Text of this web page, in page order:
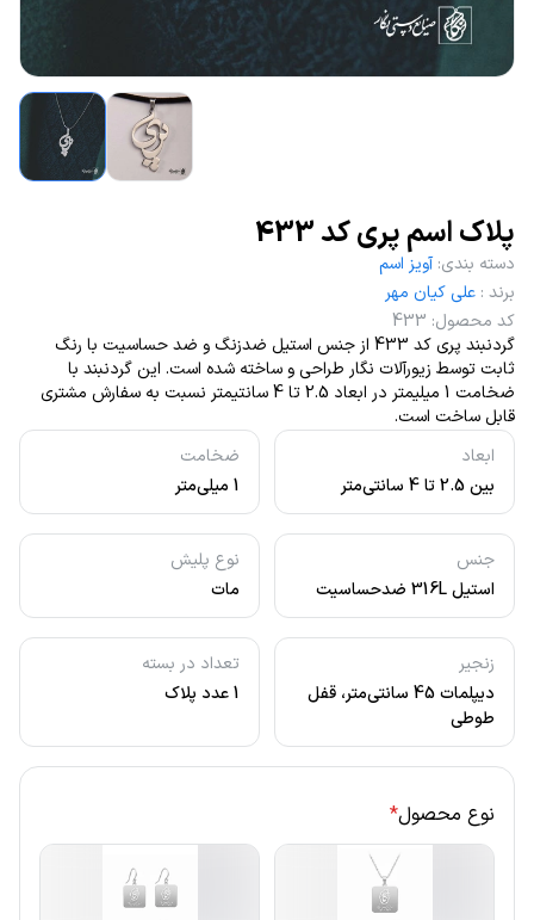
پلاک اسم پری کد 433
ابعاد
بین 2.5 تا 4 سانتی‌متر
ضخامت
1 میلی‌متر
جنس
استیل 316L ضدحساسیت
نوع پلیش
مات
زنجیر
دیپلمات 45 سانتی‌متر، قفل
طوطی
تعداد در بسته
1 عدد پلاک
دسته بندی: آویز اسم
برند : علی کیان مهر
کد محصول:
433
گردنبند پری کد 433 از جنس استیل ضدزنگ و ضد حساسیت با رنگ
ثابت توسط زیورآلات نگار طراحی و ساخته شده است. این گردنبند با
ضخامت 1 میلیمتر در ابعاد 2.5 تا 4 سانتیمتر نسبت به سفارش مشتری
قابل ساخت است.
نوع محصول*